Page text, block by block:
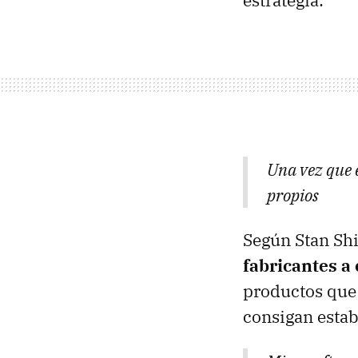
Una vez
propios
Según Stan
fabricantes a
productos
consigan